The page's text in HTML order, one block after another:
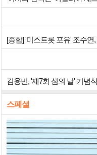
[종합] '미스트롯 포유' 조수
김용빈, '제7회 섬의 날' 기념
스페셜